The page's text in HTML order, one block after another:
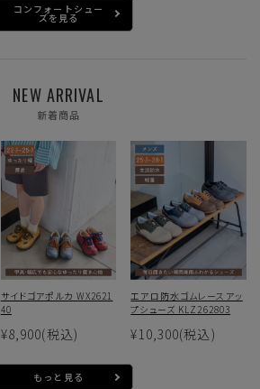
コンフォートシュー
ズを見る
NEW ARRIVAL
新着商品
サイドゴアポルカ WX2621
40
¥8,900(税込)
エアロ防水ゴムレースアッ
プシューズ KLZ262803
¥10,300(税込)
もっと見る